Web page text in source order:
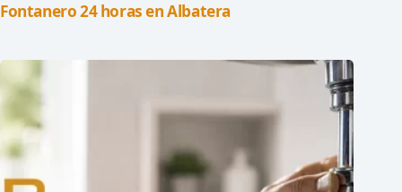
Fontanero 24 horas en Albatera